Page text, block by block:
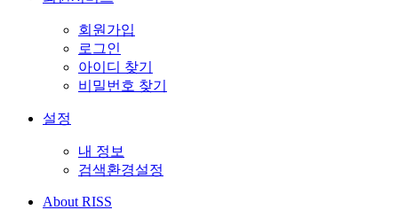
회원가입
로그인
아이디 찾기
비밀번호 찾기
설정
내 정보
검색환경설정
About RISS